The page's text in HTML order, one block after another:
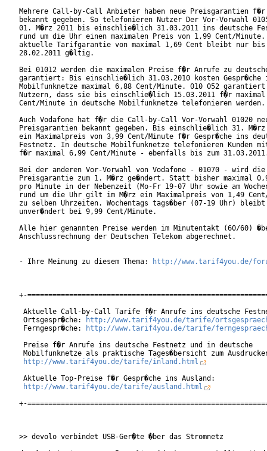
Mehrere Call-by-Call Anbieter haben neue Preisgarantien f�r
bekannt gegeben. So telefonieren Nutzer Der Vor-Vorwahl
01. M�rz 2011 bis einschlie�lich 31.03.2011 ins deutsche
rund um die Uhr einen maximalen Preis von 1,99 Cent/
aktuelle Tarifgarantie von maximal 1,69 Cent bleibt nur bis
28.02.2011 g�ltig.
Bei 01012 werden die maximalen Preise f�r Anrufe zu
garantiert: Bis einschlie�lich 31.03.2010 kosten Gespr�che
Mobilfunknetze maximal 6,88 Cent/Minute. 010 052
Nutzern, dass sie bis einschlie�lich 15.03.2011 f�r maximal
Cent/Minute in deutsche Mobilfunknetze telefonieren werden.
Auch Vodafone hat f�r die Call-by-Call Vor-Vorwahl 01020
Preisgarantien bekannt gegeben. Bis einschlie�lich 31.
ein Maximalpreis von 3,99 Cent/Minute f�r Gespr�che ins
Festnetz. In deutsche Mobilfunknetze telefonieren Kunden
f�r maximal 6,99 Cent/Minute - ebenfalls bis zum
Bei der anderen Vor-Vorwahl von Vodafone - 01070 - wird die
Preisgarantie zum 1. M�rz ge�ndert. Statt bisher maximal
pro Minute in der Nebenzeit (Mo-Fr 19-07 Uhr sowie am
rund um die Uhr gilt im M�rz ein Maximalpreis von 1,49
zu selben Uhrzeiten. Wochentags tags�ber (07-19 Uhr)
unver�ndert bei 9,99 Cent/Minute.
Alle hier genannten Preise werden im Minutentakt (60/60)
Anschlussrechnung der Deutschen Telekom abgerechnet.
- Ihre Meinung zu diesem Thema: http://www.tarif4you.de/
+-
Aktuelle Call-by-Call Tarife f�r Anrufe ins deutsche
Ortsgespr�che:
http://www.tarif4you.de/tarife/
Ferngespr�che:
http://www.tarif4you.de/tarife/
Preise f�r Anrufe ins deutsche Festnetz und in deutsche
Mobilfunknetze als praktische Tages�bersicht zum
http://www.tarif4you.de/tarife/inland.html
Aktuelle Top-Preise f�r Gespr�che ins Ausland:
http://www.tarif4you.de/tarife/ausland.html
+-
>> devolo verbindet USB-Ger�te �ber das Stromnetz